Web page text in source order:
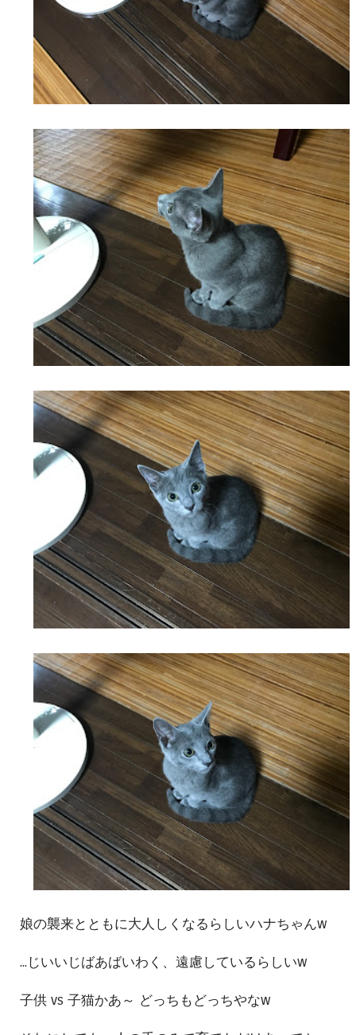
娘の襲来とともに大人しくなるらしいハナちゃんw
...じいいじばあばいわく、遠慮しているらしいw
子供 vs 子猫かあ～ どっちもどっちやなw